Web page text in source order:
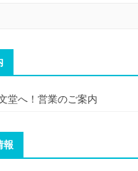
堂へ！営業のご案内
報